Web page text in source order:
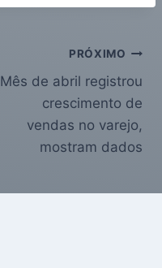
PRÓXIMO
Mês de abril registrou
crescimento de
vendas no varejo,
mostram dados